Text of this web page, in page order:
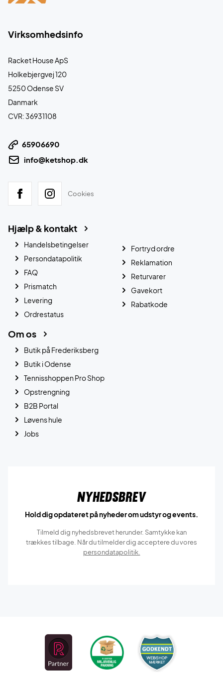
Virksomhedsinfo
Racket House ApS
Holkebjergvej 120
5250 Odense SV
Danmark
CVR: 36931108
65906690
info@ketshop.dk
Cookies
Hjælp & kontakt
Handelsbetingelser
Persondatapolitik
FAQ
Prismatch
Levering
Ordrestatus
Fortryd ordre
Reklamation
Returvarer
Gavekort
Rabatkode
Om os
Butik på Frederiksberg
Butik i Odense
Tennisshoppen Pro Shop
Opstrengning
B2B Portal
Løvens hule
Jobs
Nyhedsbrev
Hold dig opdateret på nyheder om udstyr og events.
Tilmeld dig nyhedsbrevet herunder. Samtykke kan
trækkes tilbage. Når du tilmelder dig acceptere du vores
persondatapolitik.